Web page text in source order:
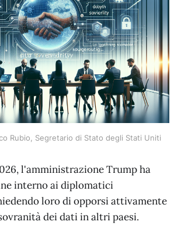
Rubio, Segretario di Stato degli Stati Uniti
l'amministrazione Trump ha
interno ai diplomatici
loro di opporsi attivamente
dei dati in altri paesi.